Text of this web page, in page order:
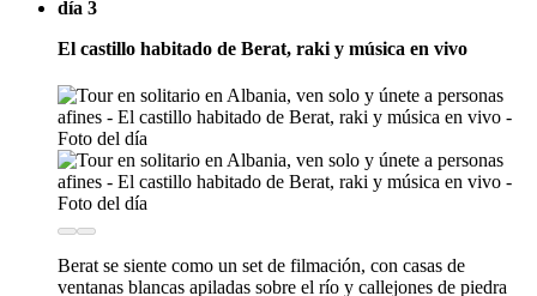
día 3
El castillo habitado de Berat, raki y música en vivo
Berat se siente como un set de filmación, con casas de
ventanas blancas apiladas sobre el río y callejones de piedra